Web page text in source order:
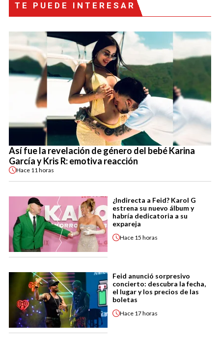
TE PUEDE INTERESAR
Así fue la revelación de género del bebé Karina
García y Kris R: emotiva reacción
Hace 11 horas
¿Indirecta a Feid? Karol G
estrena su nuevo álbum y
habría dedicatoria a su
expareja
Hace 15 horas
Feid anunció sorpresivo
concierto: descubra la fecha,
el lugar y los precios de las
boletas
Hace 17 horas